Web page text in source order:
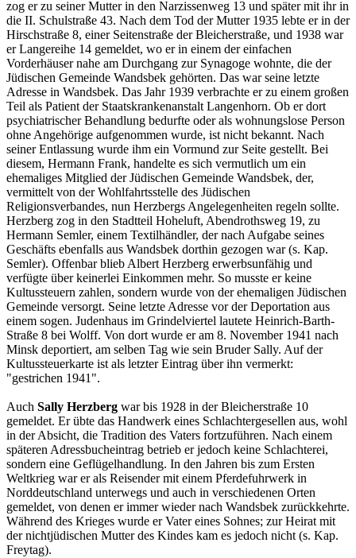
zog er zu seiner Mutter in den Narzissenweg 13 und später mit ihr in
die II. Schulstraße 43. Nach dem Tod der Mutter 1935 lebte er in der
Hirschstraße 8, einer Seitenstraße der Bleicherstraße, und 1938 war
er Langereihe 14 gemeldet, wo er in einem der einfachen
Vorderhäuser nahe am Durchgang zur Synagoge wohnte, die der
Jüdischen Gemeinde Wandsbek gehörten. Das war seine letzte
Adresse in Wandsbek. Das Jahr 1939 verbrachte er zu einem großen
Teil als Patient der Staatskrankenanstalt Langenhorn. Ob er dort
psychiatrischer Behandlung bedurfte oder als wohnungslose Person
ohne Angehörige aufgenommen wurde, ist nicht bekannt. Nach
seiner Entlassung wurde ihm ein Vormund zur Seite gestellt. Bei
diesem, Hermann Frank, handelte es sich vermutlich um ein
ehemaliges Mitglied der Jüdischen Gemeinde Wandsbek, der,
vermittelt von der Wohlfahrtsstelle des Jüdischen
Religionsverbandes, nun Herzbergs Angelegenheiten regeln sollte.
Herzberg zog in den Stadtteil Hoheluft, Abendrothsweg 19, zu
Hermann Semler, einem Textilhändler, der nach Aufgabe seines
Geschäfts ebenfalls aus Wandsbek dorthin gezogen war (s. Kap.
Semler). Offenbar blieb Albert Herzberg erwerbsunfähig und
verfügte über keinerlei Einkommen mehr. So musste er keine
Kultussteuern zahlen, sondern wurde von der ehemaligen Jüdischen
Gemeinde versorgt. Seine letzte Adresse vor der Deportation aus
einem sogen. Judenhaus im Grindelviertel lautete Heinrich-Barth-
Straße 8 bei Wolff. Von dort wurde er am 8. November 1941 nach
Minsk deportiert, am selben Tag wie sein Bruder Sally. Auf der
Kultussteuerkarte ist als letzter Eintrag über ihn vermerkt:
"gestrichen 1941".
Auch Sally Herzberg war bis 1928 in der Bleicherstraße 10
gemeldet. Er übte das Handwerk eines Schlachtergesellen aus, wohl
in der Absicht, die Tradition des Vaters fortzuführen. Nach einem
späteren Adressbucheintrag betrieb er jedoch keine Schlachterei,
sondern eine Geflügelhandlung. In den Jahren bis zum Ersten
Weltkrieg war er als Reisender mit einem Pferdefuhrwerk in
Norddeutschland unterwegs und auch in verschiedenen Orten
gemeldet, von denen er immer wieder nach Wandsbek zurückkehrte.
Während des Krieges wurde er Vater eines Sohnes; zur Heirat mit
der nichtjüdischen Mutter des Kindes kam es jedoch nicht (s. Kap.
Freytag).